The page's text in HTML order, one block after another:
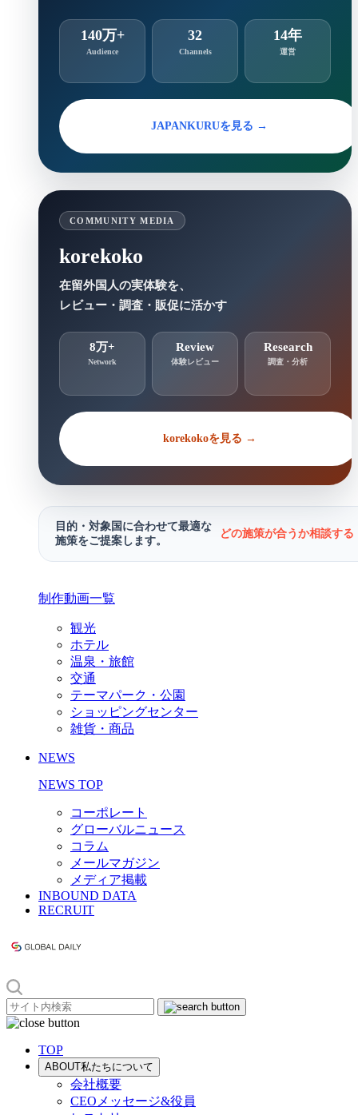
140万+
Audience
32
Channels
14年
運営
JAPANKURUを見る →
COMMUNITY MEDIA
korekoko
在留外国人の実体験を、
レビュー・調査・販促に活かす
8万+
Network
Review
体験レビュー
Research
調査・分析
korekokoを見る →
目的・対象国に合わせて最適な
施策をご提案します。
どの施策が合うか相談す
制作動画一覧
観光
ホテル
温泉・旅館
交通
テーマパーク・公園
ショッピングセンター
雑貨・商品
NEWS
NEWS TOP
コーポレート
グローバルニュース
コラム
メールマガジン
メディア掲載
INBOUND DATA
RECRUIT
TOP
ABOUT私たちについて
会社概要
CEOメッセージ&役員